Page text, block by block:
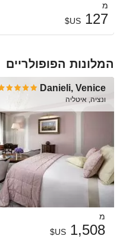
מ
127
US$
המלונות הפופולריים
Danieli, Venice
ונציה, איטליה
מ
1,508
US$